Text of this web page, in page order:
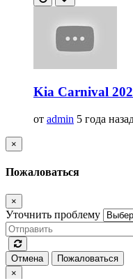
Kia Carnival
от admin 5 года
×
Пожаловаться
×
Уточнить проблему
Отмена
Пожаловаться
×